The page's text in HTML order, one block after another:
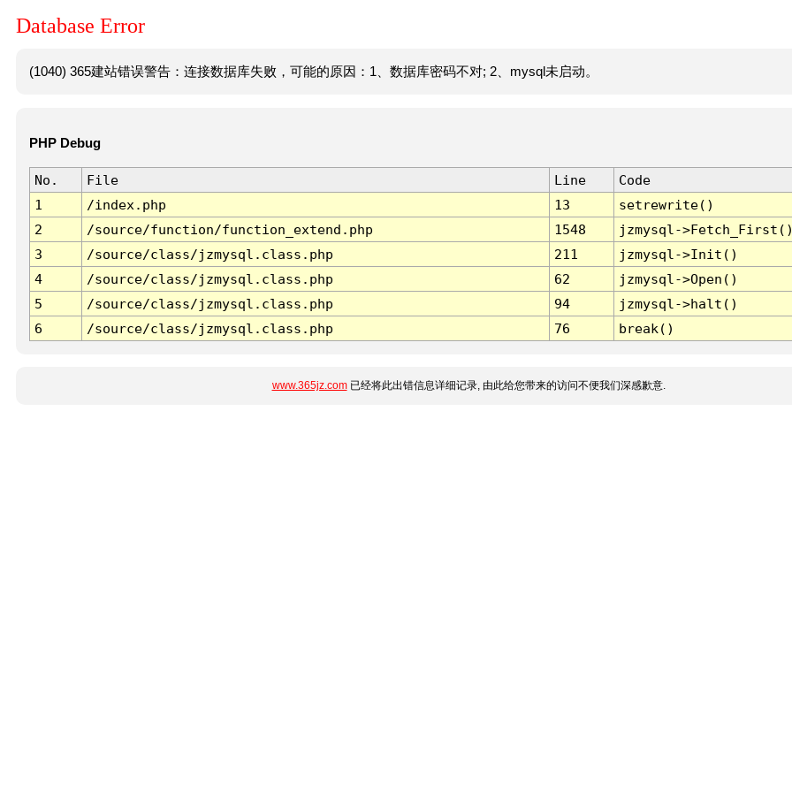
Database Error
(1040) 365建站错误警告：连接数据库失败，可能的原因：1、数据库密码不对; 2、mysql未启动。
PHP Debug
No. File Line
Code
1
/index.php 13
setrewrite()
2
/source/function/function_extend.php 1548
jzmysql-
3
/source/class/jzmysql.class.php 211
jzmysql->Init()
4
/source/class/jzmysql.class.php 62
jzmysql->Open()
5
/source/class/jzmysql.class.php 94
jzmysql->halt()
6
/source/class/jzmysql.class.php 76 break()
www.365jz.com已经将此出错信息详细记录, 由此给您带来的访问不便我们深感歉意.